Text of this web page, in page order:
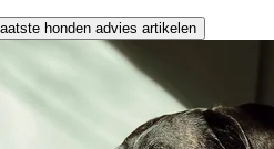
honden advies artikelen